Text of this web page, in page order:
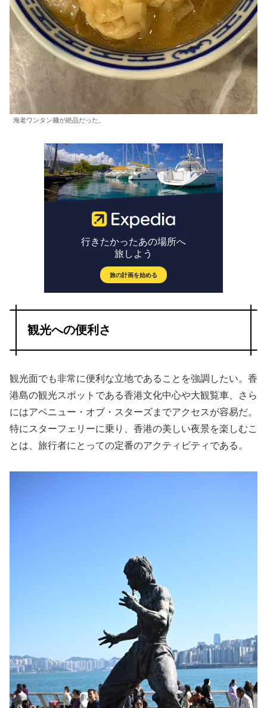
海老ワンタン麺が絶品だった。
観光への便利さ
観光面でも非常に便利な立地であることを強調したい。香
港島の観光スポットである香港文化中心や大観覧車、さら
にはアベニュー・オブ・スターズまでアクセスが容易だ。
特にスターフェリーに乗り、香港の美しい夜景を楽しむこ
とは、旅行者にとっての定番のアクティビティである。